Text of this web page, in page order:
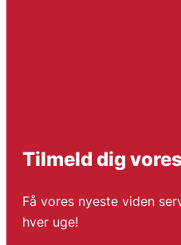
Tilmeld dig
Få vores nyeste viden
hver uge!